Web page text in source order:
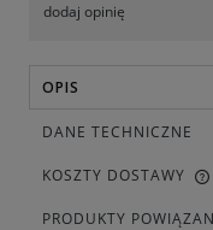
dodaj opinię
OPIS
DANE TECHNICZNE
KOSZTY DOSTAWY
PRODUKTY